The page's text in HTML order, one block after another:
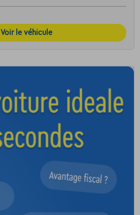
Voir le véhicule